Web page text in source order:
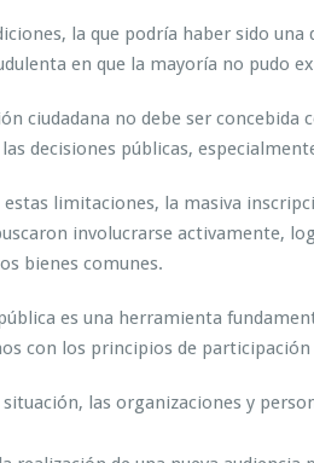
la que podría haber sido
en que la mayoría no pudo
ciudadana no debe ser
decisiones públicas,
limitaciones, la masiva
involucrarse activamente,
bienes comunes.
es una herramienta
con los principios de
las organizaciones y